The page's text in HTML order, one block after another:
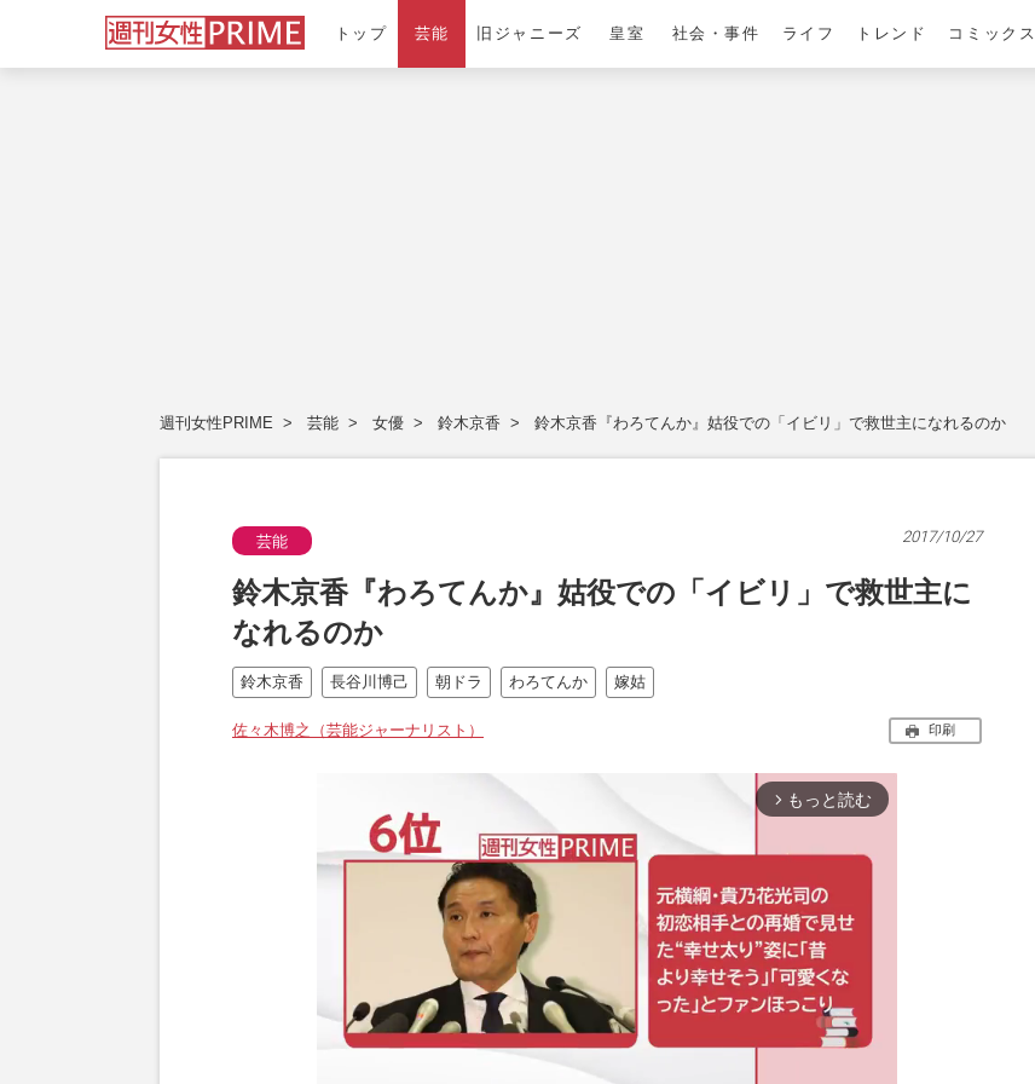
トップ 芸能 旧ジャニーズ 皇室 社会・事件 ライフ トレンド コミックス
週刊女性PRIME 芸能 女優 鈴木京香 鈴木京香『わろてんか』姑役での「イビリ」で救世主になれるのか
芸能 2017/10/27
鈴木京香『わろてんか』姑役での「イビリ」で救世主に
なれるのか
鈴木京香 長谷川博己 朝ドラ わろてんか 嫁姑
佐々木博之（芸能ジャーナリスト） 印刷
arrow_forward_ios もっと読む